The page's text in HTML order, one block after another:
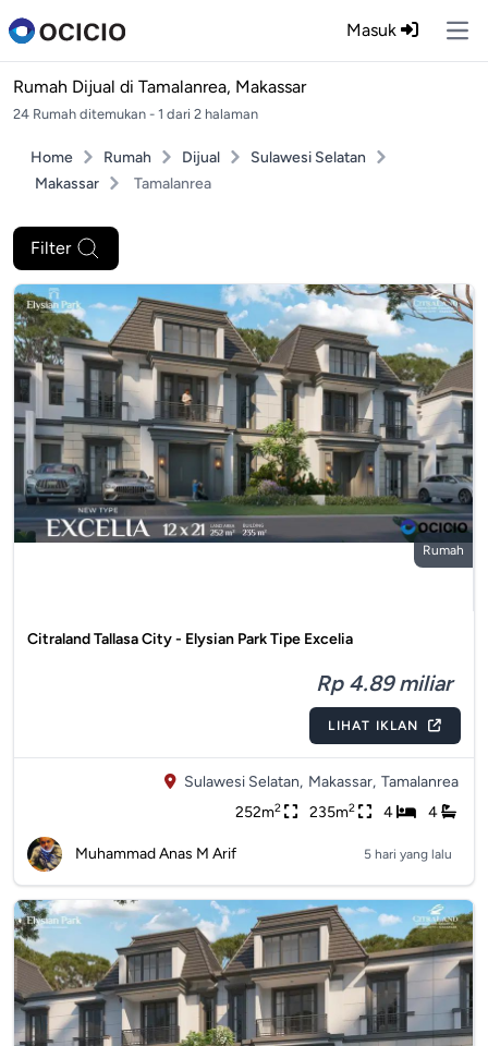
Masuk
Rumah Dijual di Tamalanrea, Makassar
24 Rumah ditemukan - 1 dari 2 halaman
Home Rumah Dijual
Sulawesi Selatan
Makassar
Tamalanrea
Filter
Rumah
Citraland Tallasa City - Elysian Park Tipe Excelia
Rp 4.89 miliar
LIHAT IKLAN
Sulawesi Selatan, Makassar, Tamalanrea
252m2 235m2 4 4
Muhammad Anas M Arif 5 hari yang lalu